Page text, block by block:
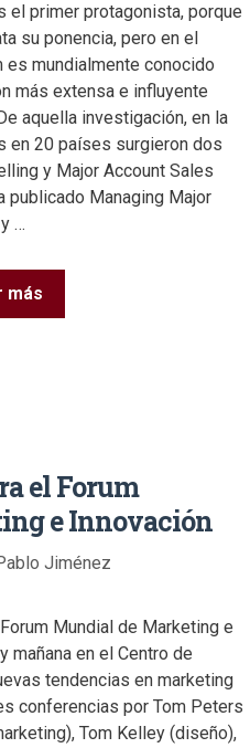
el primer protagonista, porque
su ponencia, pero en el
es mundialmente conocido
más extensa e influyente
aquella investigación, en la
en 20 países surgieron dos
y Major Account Sales
publicado Managing Major
…
más
el Forum
e Innovación
Jiménez
Mundial de Marketing e
mañana en el Centro de
tendencias en marketing
conferencias por Tom Peters
Tom Kelley (diseño),